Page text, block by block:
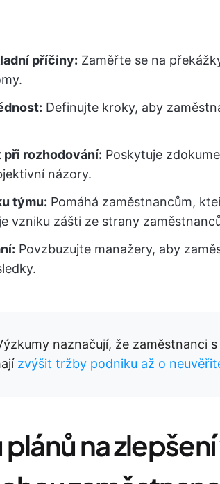
příčiny: Zaměřte se na
Definujte kroky, aby
rozhodování: Poskytuje
názory.
týmu: Pomáhá zaměstnancům,
vzniku zášti ze strany
Povzbuzujte manažery, aby
naznačují, že zaměstnanci
zvýšit tržby podniku až o
plánů na